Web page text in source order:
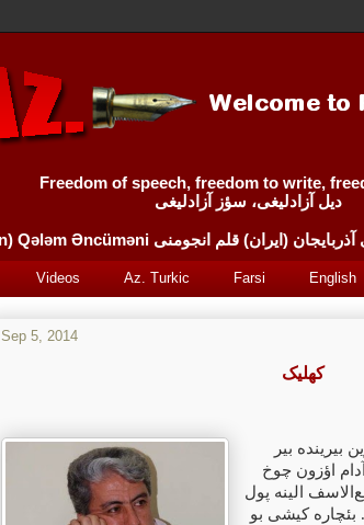
Freedom of speech, freedom to write,
دیل آزادلیغی، سؤز آزادلیغی
Videos Az. Turkic Farsi English
Sep 5, 2014
کهلیک
بیرینده بیر
اؤزون چوخ
الینه پول
بئچاره کیشی بو